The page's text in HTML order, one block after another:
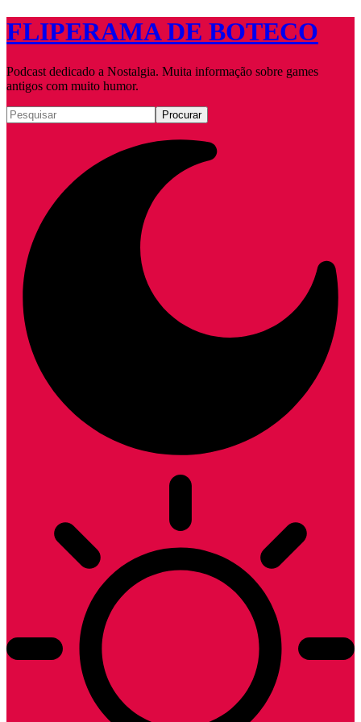
FLIPERAMA DE BOTECO
Podcast dedicado a Nostalgia. Muita informação sobre games
antigos com muito humor.